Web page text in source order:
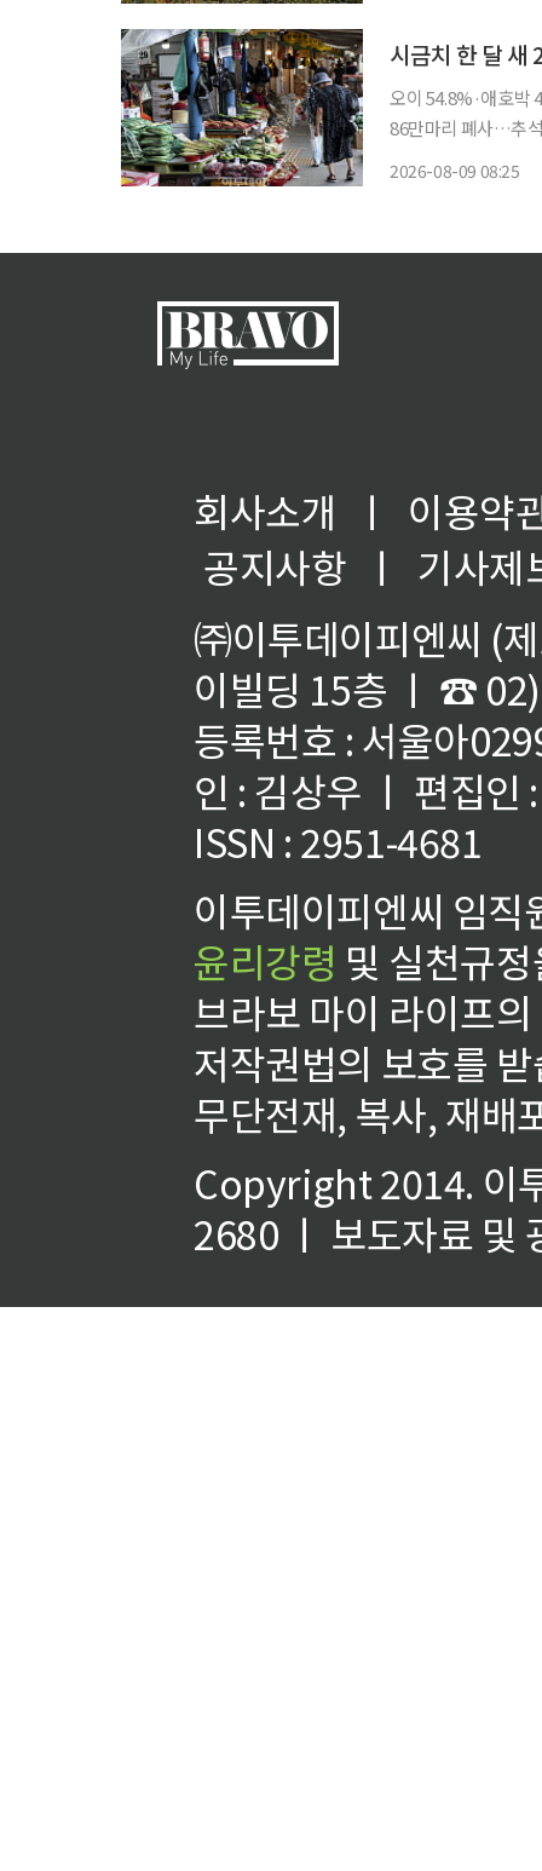
오이 54.8%·애호박
86만마리 폐사…추석 과일 작황도 변수 연일 40
2026-08-09 08:25
회사소개 ㅣ
이용약
공지사항
ㅣ
기사제
㈜이투데이피엔씨 (
이빌딩 15층 ㅣ ☎
등록번호 : 서울아
인 : 김상우 ㅣ 편집인
ISSN : 2951-4681
이투데이피엔씨 임
윤리강령 및 실천규
브라보 마이 라이프
저작권법의 보호를
무단전재, 복사, 재배
Copyright 2014. 이
2680 ㅣ 보도자료